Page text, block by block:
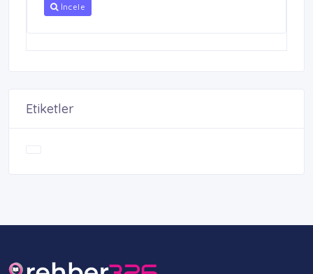
İncele
Etiketler